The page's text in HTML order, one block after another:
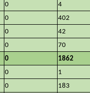
0
4
0
402
0
42
0
70
0
1862
0
1
0
183